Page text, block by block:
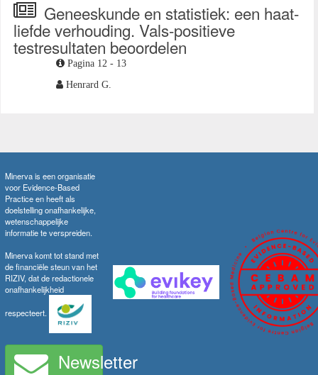
Geneeskunde en statistiek: een haat-
liefde verhouding. Vals-positieve
testresultaten beoordelen
Pagina 12 - 13
Henrard G.
Minerva is een organisatie
voor Evidence-Based
Practice en heeft als
doelstelling onafhankelijke,
wetenschappelijke
informatie te verspreiden.
Minerva komt tot stand met
de financiële steun van het
RIZIV, dat de redactionele
onafhankelijkheid
respecteert.
Newsletter